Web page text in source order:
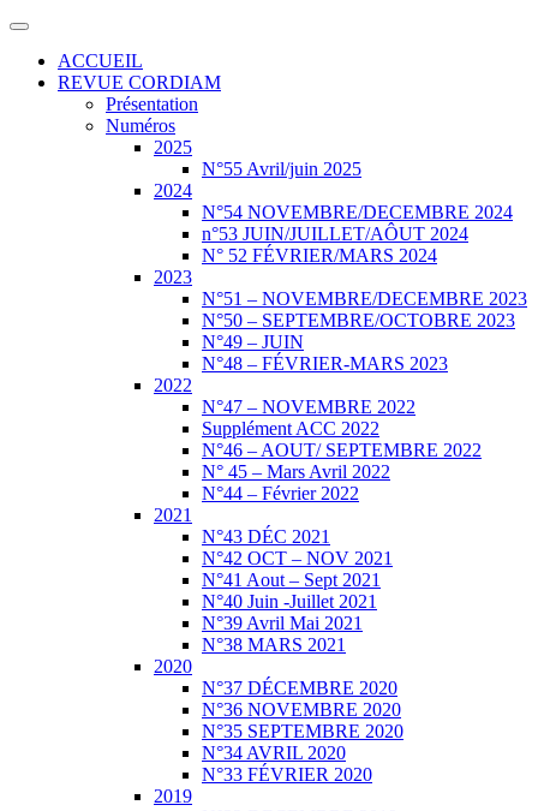
ACCUEIL
REVUE CORDIAM
Présentation
Numéros
2025
N°55 Avril/juin 2025
2024
N°54 NOVEMBRE/DECEMBRE 2024
n°53 JUIN/JUILLET/AÔUT 2024
N° 52 FÉVRIER/MARS 2024
2023
N°51 – NOVEMBRE/DECEMBRE 2023
N°50 – SEPTEMBRE/OCTOBRE 2023
N°49 – JUIN
N°48 – FÉVRIER-MARS 2023
2022
N°47 – NOVEMBRE 2022
Supplément ACC 2022
N°46 – AOUT/ SEPTEMBRE 2022
N° 45 – Mars Avril 2022
N°44 – Février 2022
2021
N°43 DÉC 2021
N°42 OCT – NOV 2021
N°41 Aout – Sept 2021
N°40 Juin -Juillet 2021
N°39 Avril Mai 2021
N°38 MARS 2021
2020
N°37 DÉCEMBRE 2020
N°36 NOVEMBRE 2020
N°35 SEPTEMBRE 2020
N°34 AVRIL 2020
N°33 FÉVRIER 2020
2019